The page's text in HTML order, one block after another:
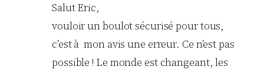
Salut Eric,
vouloir un boulot sécurisé pour tous,
c’est à mon avis une erreur. Ce n’est pas
possible ! Le monde est changeant, les